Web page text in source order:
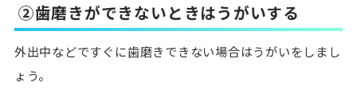
②歯磨きができないときはうがいする
外出中などですぐに歯磨きできない場合はうがいをしまし
ょう。